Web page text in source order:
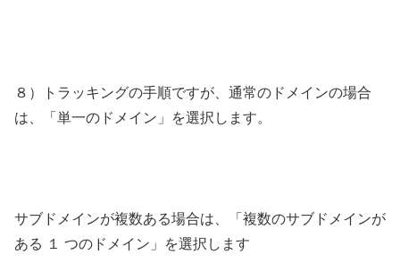
８）トラッキングの手順ですが、通常のドメインの場合
は、「単一のドメイン」を選択します。
サブドメインが複数ある場合は、「複数のサブドメインが
ある １ つのドメイン」を選択します